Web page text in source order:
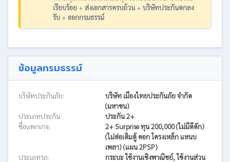
เรียบร้อย+ ส่งเอกสารครบถ้วน+ บริษัทประกันตกลง
รับ+ ออกกรมธรรม์
ข้อมูลกรมธรรม์
บริษัทประกันภัย:
บริษัท เมืองไทยประกันภัย จำกัด
(มหาชน)
ประเภทประกัน:
ประกัน 2+
ชื่อแพกเกจ:
2+ Surprise ทุน 200,000 (ไม่มีดีดัก)
(ไม่ต่อเติมตู้ คอก โครงเหล็ก แหนบ
เพลา) (แผน 2PSP)
ประเภทรถ:
กระบะ ใช้งานเชิงพาณิชย์, ใช้งานส่วน